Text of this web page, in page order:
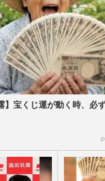
】宝くじ運が動く時、必